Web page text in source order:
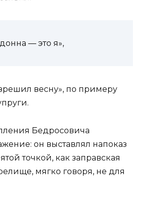
— это я»,
весну», по примеру
Бедросовича
он выставлял напоказ
точкой, как заправская
мягко говоря, не для